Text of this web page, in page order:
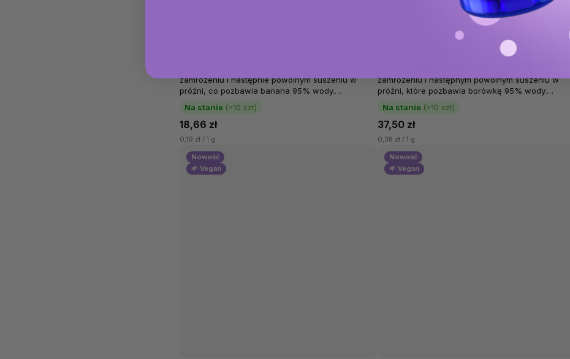
Na stanie (>10 szt)
18,66 zł
0,19 zł / 1 g
zamrożeniu i następnie powolnym suszeniu w
próżni, co pozbawia banana 95% wody.
Liofilizowane banany Allnature nie są dodatkowo...
Allnature Borówka liofilizowana cała,
Na stanie (>10 szt)
37,50 zł
0,38 zł / 1 g
zamrożeniu i następnym powolnym suszeniu w
próżni, które pozbawia borówkę 95% wody.
Liofilizowane borówki Allnature nie są dodatkowo...
Nowość
🌱 Vegan
Nowość
🌱 Vegan